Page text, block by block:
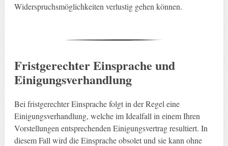
Widerspruchsmöglichkeiten verlustig gehen können.
Fristgerechter Einsprache und
Einigungsverhandlung
Bei fristgerechter Einsprache folgt in der Regel eine
Einigungsverhandlung, welche im Idealfall in einem Ihren
Vorstellungen entsprechenden Einigungsvertrag resultiert. In
diesem Fall wird die Einsprache obsolet und sie kann ohne